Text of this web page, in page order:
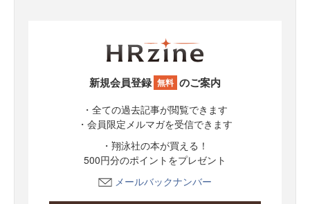
新規会員登録 無料 のご案内
・全ての過去記事が閲覧できます
・会員限定メルマガを受信できます
・翔泳社の本が買える！
500円分のポイントをプレゼント
メールバックナンバー